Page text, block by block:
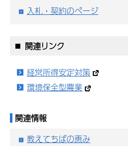
入札・契約のページ
関連リンク
経営所得安定対策
環境保全型農業
関連情報
教えてちばの恵み